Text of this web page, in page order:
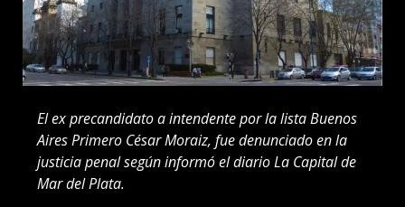
El ex precandidato a intendente por la lista Buenos
Aires Primero César Moraiz, fue denunciado en la
justicia penal según informó el diario La Capital de
Mar del Plata.